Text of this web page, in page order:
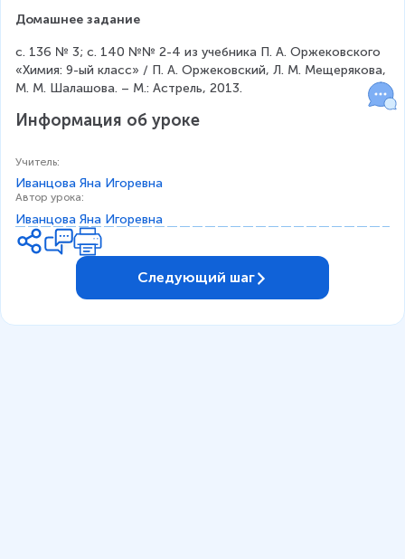
Домашнее задание
с. 136 № 3; с. 140 №№ 2-4 из учебника П. А. Оржековского
«Химия: 9-ый класс» / П. А. Оржековский, Л. М. Мещерякова,
М. М. Шалашова. – М.: Астрель, 2013.
Информация об уроке
Учитель:
Иванцова Яна Игоревна
Автор урока:
Иванцова Яна Игоревна
Следующий шаг